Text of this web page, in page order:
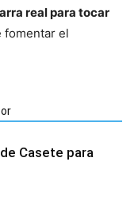
real para tocar
fomentar el
Casete para